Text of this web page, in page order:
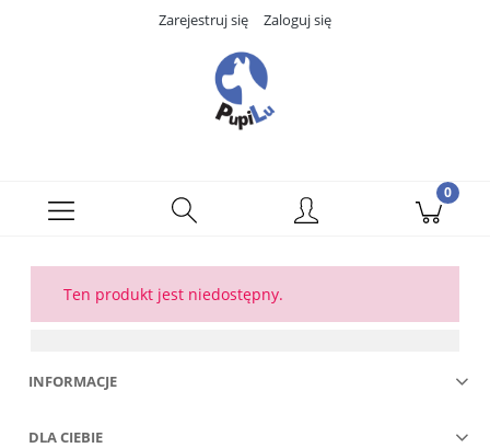
Zarejestruj się Zaloguj się
Ten produkt jest niedostępny.
INFORMACJE
DLA CIEBIE